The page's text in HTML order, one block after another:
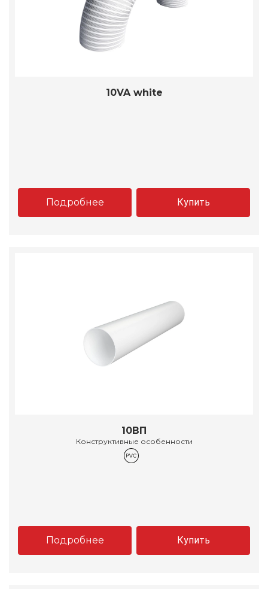
10VA white
Подробнее Купить
10ВП
Конструктивные особенности
Подробнее Купить